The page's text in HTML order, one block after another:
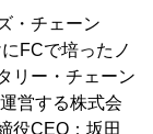
・チェーン
FCで培ったノ
リー・チェーン
営する株式会
役CEO：坂田